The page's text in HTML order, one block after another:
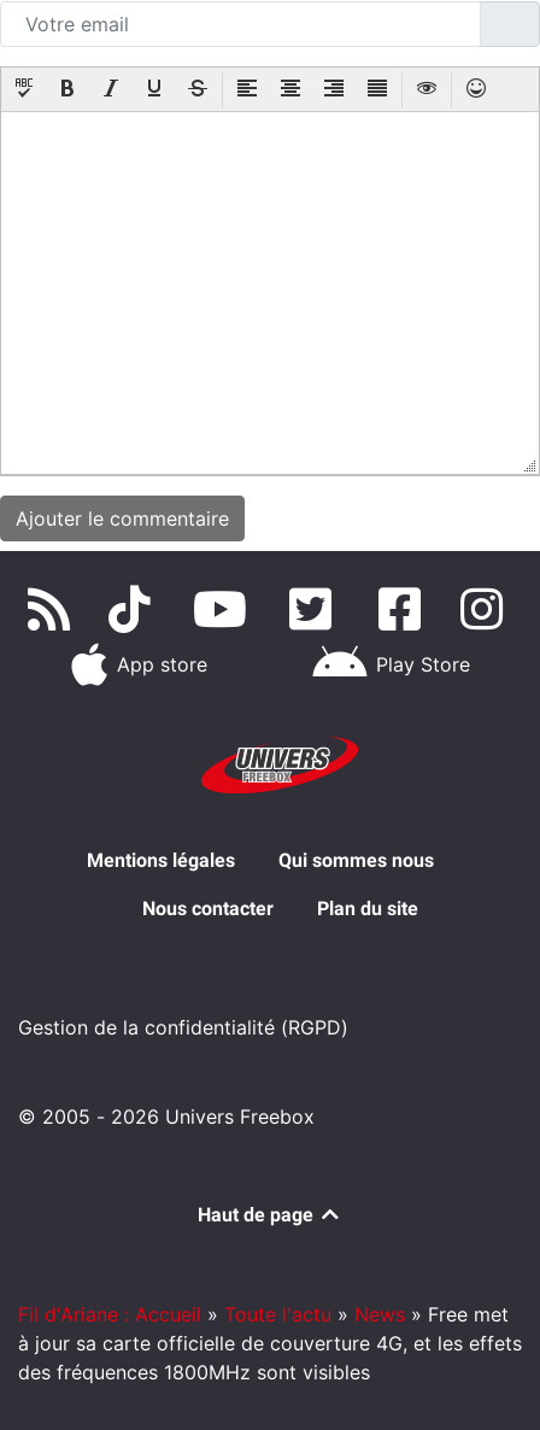
App store Play Store
Mentions légales Qui sommes nous
Nous contacter Plan du site
Gestion de la confidentialité (RGPD)
© 2005 - 2026 Univers Freebox
Haut de page
Fil d'Ariane : Accueil » Toute l'actu » News » Free met
à jour sa carte officielle de couverture 4G, et les effets
des fréquences 1800MHz sont visibles